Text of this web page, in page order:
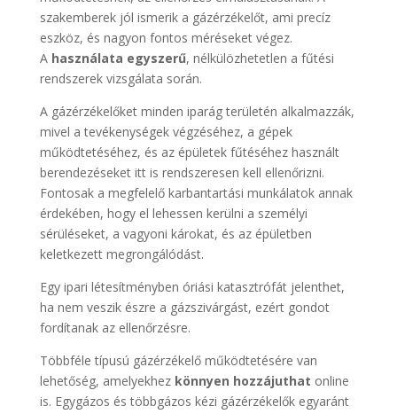
szakemberek jól ismerik a gázérzékelőt, ami precíz
eszköz, és nagyon fontos méréseket végez.
A használata egyszerű, nélkülözhetetlen a fűtési
rendszerek vizsgálata során.
A gázérzékelőket minden iparág területén alkalmazzák,
mivel a tevékenységek végzéséhez, a gépek
működtetéséhez, és az épületek fűtéséhez használt
berendezéseket itt is rendszeresen kell ellenőrizni.
Fontosak a megfelelő karbantartási munkálatok annak
érdekében, hogy el lehessen kerülni a személyi
sérüléseket, a vagyoni károkat, és az épületben
keletkezett megrongálódást.
Egy ipari létesítményben óriási katasztrófát jelenthet,
ha nem veszik észre a gázszivárgást, ezért gondot
fordítanak az ellenőrzésre.
Többféle típusú gázérzékelő működtetésére van
lehetőség, amelyekhez könnyen hozzájuthat online
is. Egygázos és többgázos kézi gázérzékelők egyaránt